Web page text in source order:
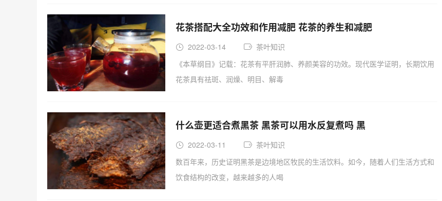
花茶搭配大全功效和作用减肥 花茶的养生和减肥
2022-03-14
茶叶知识
《本草纲目》记载：花茶有平肝润肺、养颜美容的功效。现代医学证明，长期饮用
花茶具有祛斑、润燥、明目、解毒
什么壶更适合煮黑茶 黑茶可以用水反复煮吗 黑
2022-03-11
茶叶知识
数百年来，历史证明黑茶是边境地区牧民的生活饮料。如今，随着人们生活方式和
饮食结构的改变，越来越多的人喝